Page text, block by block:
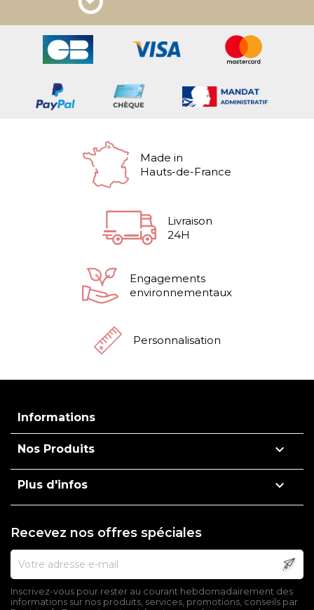
Made in
Hauts-de-France
Livraison
24H
Engagements
environnementaux
Personnalisation
Informations
Nos Produits 
Plus d'infos 
Recevez nos offres spéciales
Inscrivez-vous pour rester au courant hebdomadairement des
informations sur nos produits, services, promotions, conseils par